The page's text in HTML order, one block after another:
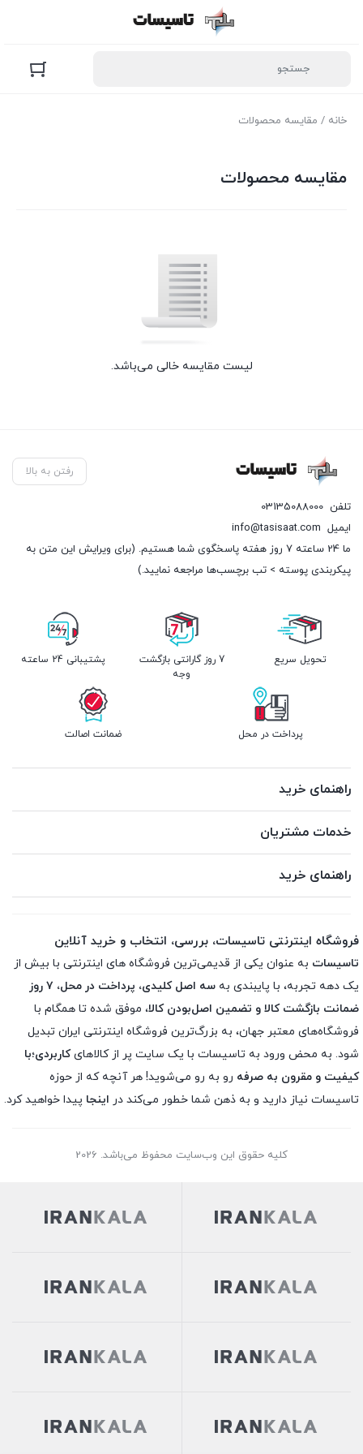
خانه / مقایسه محصولات
مقایسه محصولات
لیست مقایسه خالی می‌باشد.
رفتن به بالا
تلفن 03135088000
ایمیل info@tasisaat.com
ما 24 ساعته 7 روز هفته پاسخگوی شما هستیم. (برای ویرایش این متن به
پیکربندی پوسته > تب برچسب‌ها مراجعه نمایید.)
تحویل سریع
7 روز گارانتی بازگشت
وجه
پشتیبانی 24 ساعته
پرداخت در محل ضمانت اصالت
راهنمای خرید
خدمات مشتریان
راهنمای خرید
فروشگاه اینترنتی تاسیسات، بررسی، انتخاب و خرید آنلاین
تاسیسات به عنوان یکی از قدیمی‌ترین فروشگاه های اینترنتی با بیش از
یک دهه تجربه، با پایبندی به
سه اصل کلیدی، پرداخت در محل، ۷ روز
ضمانت بازگشت کالا و تضمین اصل‌بودن کالا، موفق شده تا همگام با
فروشگاه‌های معتبر جهان، به بزرگ‌ترین فروشگاه اینترنتی ایران تبدیل
شود. به محض ورود به تاسیسات با یک سایت پر از کالاهایکاربردی؛با
کیفیت و مقرون به صرفه رو به رو می‌شوید! هر آنچه که از حوزه
تاسیسات نیاز دارید و به ذهن شما خطور می‌کند در اینجا پیدا خواهید کرد.
کلیه حقوق این وب‌سایت محفوظ می‌باشد. 2026